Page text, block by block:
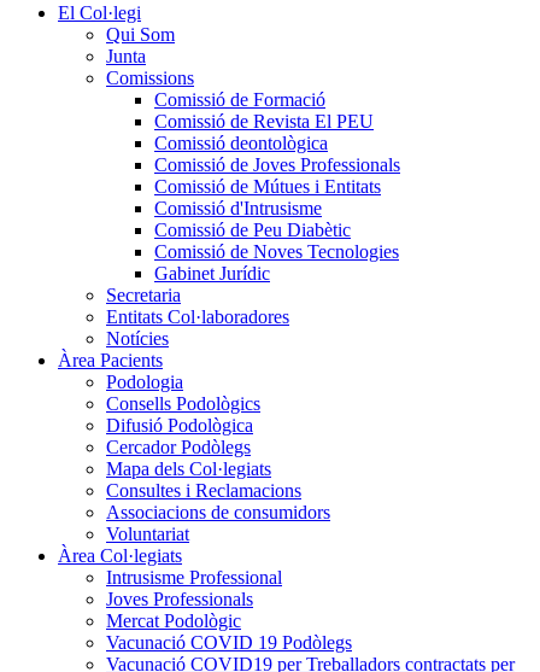
El Col·legi
Qui Som
Junta
Comissions
Comissió de Formació
Comissió de Revista El PEU
Comissió deontològica
Comissió de Joves Professionals
Comissió de Mútues i Entitats
Comissió d'Intrusisme
Comissió de Peu Diabètic
Comissió de Noves Tecnologies
Gabinet Jurídic
Secretaria
Entitats Col·laboradores
Notícies
Àrea Pacients
Podologia
Consells Podològics
Difusió Podològica
Cercador Podòlegs
Mapa dels Col·legiats
Consultes i Reclamacions
Associacions de consumidors
Voluntariat
Àrea Col·legiats
Intrusisme Professional
Joves Professionals
Mercat Podològic
Vacunació COVID 19 Podòlegs
Vacunació COVID19 per Treballadors contractats per